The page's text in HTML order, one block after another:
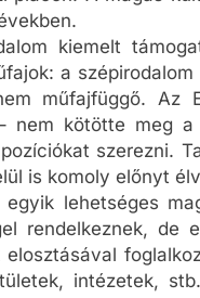
kiemelt
a
műfajfüggő. Az
nem kötötte meg
szerezni.
is komoly előnyt
lehetséges
rendelkeznek, de
intézetek,